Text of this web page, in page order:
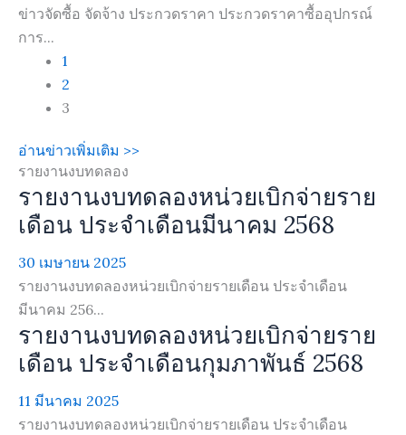
ข่าวจัดซื้อ จัดจ้าง ประกวดราคา ประกวดราคาซื้ออุปกรณ์
การ...
1
2
3
อ่านข่าวเพิ่มเติม >>
รายงานงบทดลอง
รายงานงบทดลองหน่วยเบิกจ่ายราย
เดือน ประจำเดือนมีนาคม 2568
30 เมษายน 2025
รายงานงบทดลองหน่วยเบิกจ่ายรายเดือน ประจำเดือน
มีนาคม 256...
รายงานงบทดลองหน่วยเบิกจ่ายราย
เดือน ประจำเดือนกุมภาพันธ์ 2568
11 มีนาคม 2025
รายงานงบทดลองหน่วยเบิกจ่ายรายเดือน ประจำเดือน